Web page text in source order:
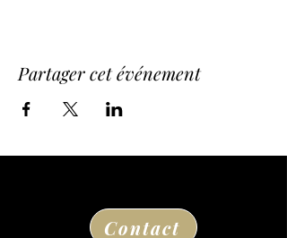
Partager cet événement
Contact